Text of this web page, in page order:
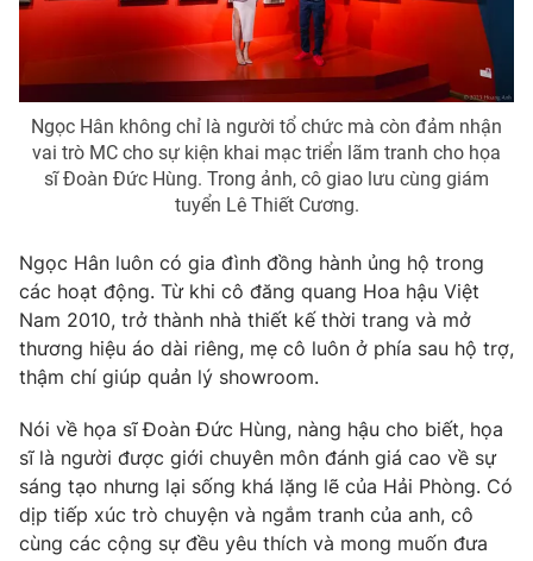
Ngọc Hân không chỉ là người tổ chức mà còn đảm nhận
vai trò MC cho sự kiện khai mạc triển lãm tranh cho họa
sĩ Đoàn Đức Hùng. Trong ảnh, cô giao lưu cùng giám
tuyển Lê Thiết Cương.
Ngọc Hân luôn có gia đình đồng hành ủng hộ trong
các hoạt động. Từ khi cô đăng quang Hoa hậu Việt
Nam 2010, trở thành nhà thiết kế thời trang và mở
thương hiệu áo dài riêng, mẹ cô luôn ở phía sau hộ trợ,
thậm chí giúp quản lý showroom.
Nói về họa sĩ Đoàn Đức Hùng, nàng hậu cho biết, họa
sĩ là người được giới chuyên môn đánh giá cao về sự
sáng tạo nhưng lại sống khá lặng lẽ của Hải Phòng. Có
dịp tiếp xúc trò chuyện và ngắm tranh của anh, cô
cùng các cộng sự đều yêu thích và mong muốn đưa